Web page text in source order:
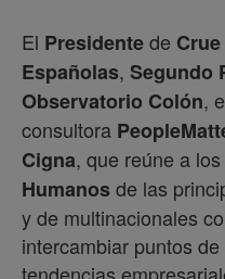
El Presidentede Crue
Españolas, Segundo
Observatorio Colón,
consultora
Cigna, que reúne a
Humanosde las
y de multinacionales
intercambiar puntos